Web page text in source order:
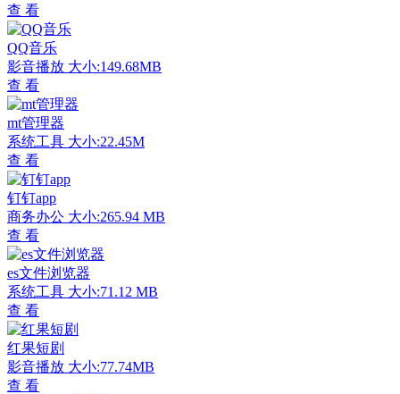
查 看
QQ音乐
影音播放 大小:149.68MB
查 看
mt管理器
系统工具 大小:22.45M
查 看
钉钉app
商务办公 大小:265.94 MB
查 看
es文件浏览器
系统工具 大小:71.12 MB
查 看
红果短剧
影音播放 大小:77.74MB
查 看